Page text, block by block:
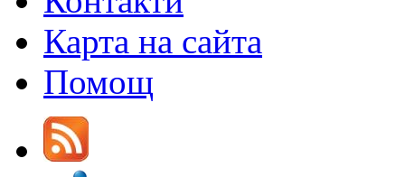
Карта на сайта
Помощ